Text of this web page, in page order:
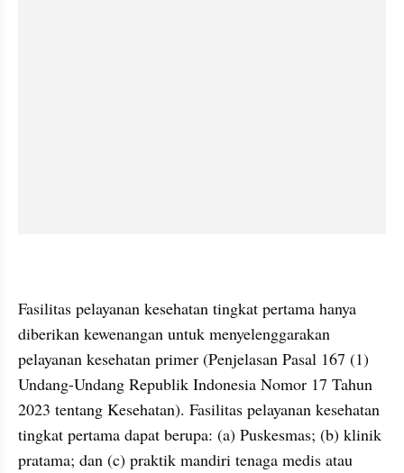
Fasilitas pelayanan kesehatan tingkat pertama hanya
diberikan kewenangan untuk menyelenggarakan
pelayanan kesehatan primer (Penjelasan Pasal 167 (1)
Undang-Undang Republik Indonesia Nomor 17 Tahun
2023 tentang Kesehatan). Fasilitas pelayanan kesehatan
tingkat pertama dapat berupa: (a) Puskesmas; (b) klinik
pratama; dan (c) praktik mandiri tenaga medis atau